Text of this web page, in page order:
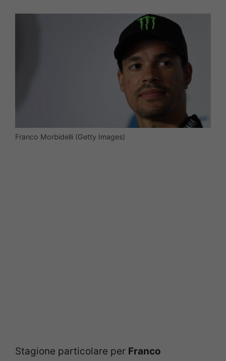
Franco Morbidelli (Getty Images)
Stagione particolare per Franco